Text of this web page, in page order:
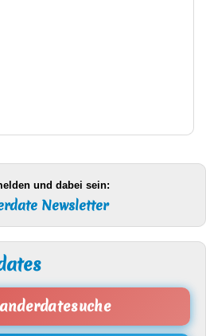
und dabei sein:
Newsletter